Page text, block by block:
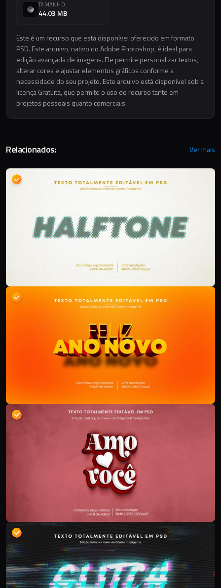
TAMANHO
44.03 MB
Este é um recurso que está disponível oferecido em formato
PSD. Este arquivo, nativo do Adobe Photoshop, é ideal para
edição avançada de imagens. Ele permite personalizar textos,
alterar cores e ajustar elementos gráficos conforme a
necessidade do seu projeto. Este arquivo está disponível sob a
licença Gratuita, que permite o uso do recurso tanto em
projetos pessoais quanto comerciais.
Relacionados: Ver mais